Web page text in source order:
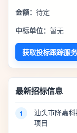
金额： 待定
中标单位： 暂无
获取投标跟踪服务
最新招标信息
1
汕头市隆嘉
项目